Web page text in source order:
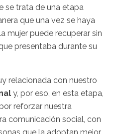
se trata de una etapa
que una vez se haya
mujer puede recuperar sin
presentaba durante su
relacionada con nuestro
y, por eso, en esta etapa,
reforzar nuestra
comunicación social, con